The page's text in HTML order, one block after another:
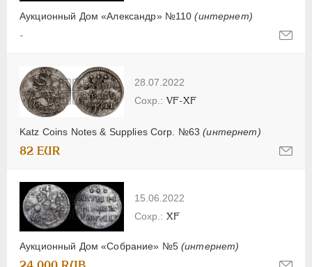
Аукционный Дом «Александр» №110(интернет)
-
28.07.2022
Katz Coins Notes & Supplies Corp. №63(интернет)
VF-XF
82 EUR
15.06.2022
Аукционный Дом «Собрание» №5(интернет)
XF